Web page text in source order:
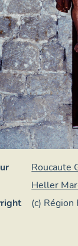
Roucaute
Heller
(c)
d'Azur -